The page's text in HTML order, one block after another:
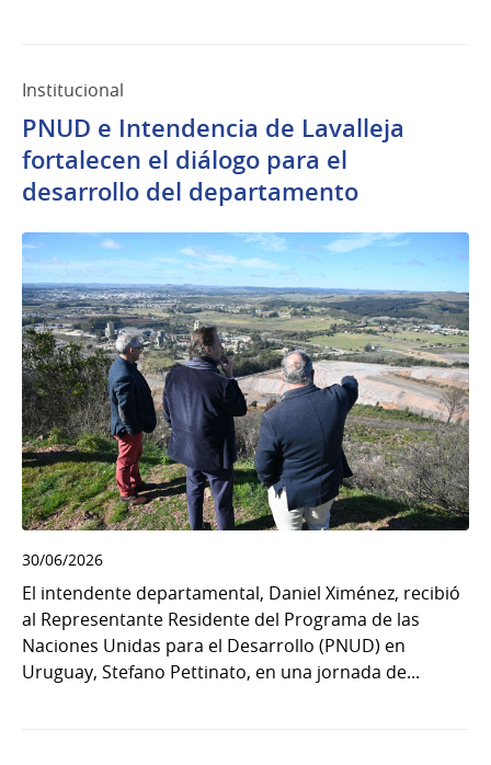
Institucional
PNUD e Intendencia de Lavalleja
fortalecen el diálogo para el
desarrollo del departamento
30/06/2026
El intendente departamental, Daniel Ximénez, recibió
al Representante Residente del Programa de las
Naciones Unidas para el Desarrollo (PNUD) en
Uruguay, Stefano Pettinato, en una jornada de...